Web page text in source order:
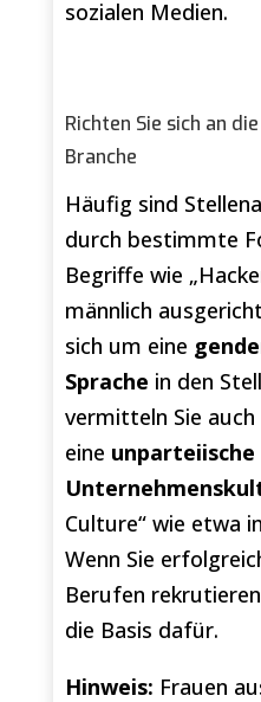
sozialen Medien.
Richten Sie sich an die
Branche
Häufig sind
durch bestimmte
Begriffe wie
männlich
sich um eine
Sprache in den
vermitteln Sie auch
eine unparteiische
Culture“ wie etwa
Wenn Sie
Berufen
die Basis dafür.
Hinweis: Frauen